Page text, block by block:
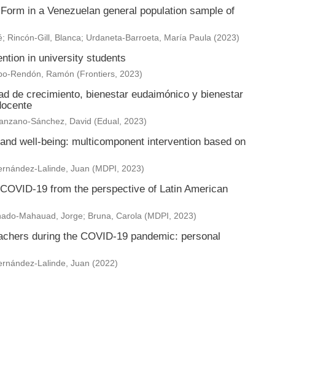
in a Venezuelan general population sample of
; Rincón-Gill, Blanca; Urdaneta-Barroeta, María Paula (2023)
in university students
Rendón, Ramón (Frontiers, 2023)
de crecimiento, bienestar eudaimónico y bienestar
Sánchez, David (Edual , 2023)
well-being: multicomponent intervention based on
Lalinde, Juan (MDPI , 2023)
19 from the perspective of Latin American
Mahauad, Jorge; Bruna, Carola (MDPI , 2023)
during the COVID-19 pandemic: personal
Lalinde, Juan (2022)